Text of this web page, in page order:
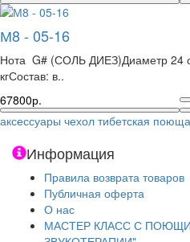
М8 - 05-16
Нота G# (СОЛЬ ДИЕЗ)Диаметр 24
кгСостав: в..
67800р.
аксессуары чехол тибетская
Информация
Правила возврата товаров
Публичная оферта
О нас
МАСТЕР КЛАСС С